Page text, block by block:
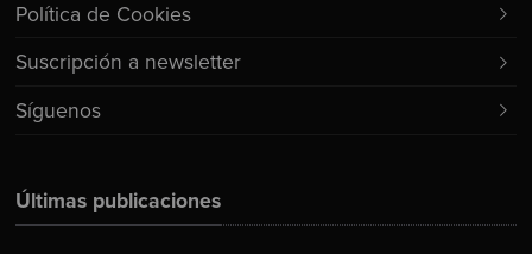
Últimas publicaciones
Política de Cookies
Suscripción a newsletter
Síguenos